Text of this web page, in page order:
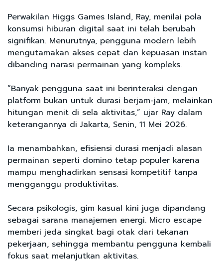
Perwakilan Higgs Games Island, Ray, menilai pola
konsumsi hiburan digital saat ini telah berubah
signifikan. Menurutnya, pengguna modern lebih
mengutamakan akses cepat dan kepuasan instan
dibanding narasi permainan yang kompleks.
“Banyak pengguna saat ini berinteraksi dengan
platform bukan untuk durasi berjam-jam, melainkan
hitungan menit di sela aktivitas,” ujar Ray dalam
keterangannya di Jakarta, Senin, 11 Mei 2026.
Ia menambahkan, efisiensi durasi menjadi alasan
permainan seperti domino tetap populer karena
mampu menghadirkan sensasi kompetitif tanpa
mengganggu produktivitas.
Secara psikologis, gim kasual kini juga dipandang
sebagai sarana manajemen energi. Micro escape
memberi jeda singkat bagi otak dari tekanan
pekerjaan, sehingga membantu pengguna kembali
fokus saat melanjutkan aktivitas.